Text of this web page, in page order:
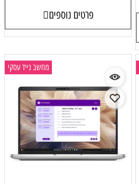
פרטים נוספים
מחשב נייד עסקי